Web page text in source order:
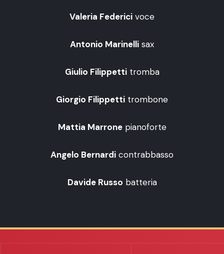
Valeria Federici voce
Antonio Marinelli sax
Giulio Filippettitromba
Giorgio Filippetti trombone
Mattia Marronepianoforte
Angelo Bernardi contrabbasso
Davide Russo batteria